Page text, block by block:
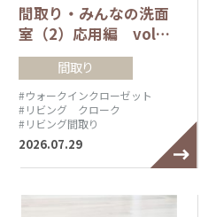
間取り・みんなの洗面
室（2）応用編 vol…
間取り
#ウォークインクローゼット
#リビング クローク
#リビング間取り
2026.07.29